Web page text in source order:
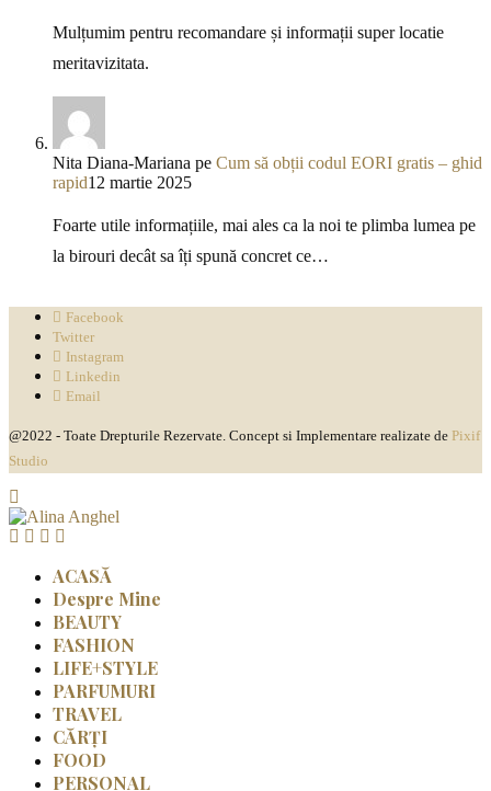
Mulțumim pentru recomandare și informații super locatie
meritavizitata.
Nita Diana-Mariana pe Cum să obții codul EORI gratis – ghid
rapid12 martie 2025
Foarte utile informațiile, mai ales ca la noi te plimba lumea pe
la birouri decât sa îți spună concret ce…
Facebook
Twitter
Instagram
Linkedin
Email
@2022 - Toate Drepturile Rezervate. Concept si Implementare realizate de Pixif
Studio
ACASĂ
Despre Mine
BEAUTY
FASHION
LIFE+STYLE
PARFUMURI
TRAVEL
CĂRȚI
FOOD
PERSONAL